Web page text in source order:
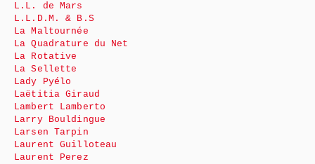
L.L. de Mars
L.L.D.M. & B.S
La Maltournée
La Quadrature du Net
La Rotative
La Sellette
Lady Pyélo
Laëtitia Giraud
Lambert Lamberto
Larry Bouldingue
Larsen Tarpin
Laurent Guilloteau
Laurent Perez